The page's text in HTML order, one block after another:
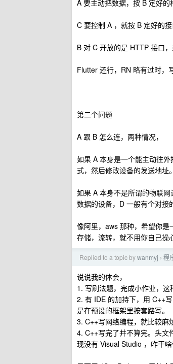
A 要主动把数据，按 B 定好的
C 要控制 A ，就按 B 定好的
B 对 C 开放的是 HTTP 接口
Flutter 还行，RN 略有过时，
第二个问题
A 跟 B 怎么连，两种情况，
如果 A 本身是一个能主动往
式，然后修改设备的发送地址
如果 A 本身不是所谓的物联
数据的设备，D 一般有个对接
像阿里，aws 那种，希望你
存储，流转，就不用你自己操
Replied to a topic bywanmyj › 程
说说我的体会，
1. 写刷法题，完成小作业，这
2. 有 IDE 的加持下，用 C++
是在预设的框架里按套路写。
3. C++写网络编程，就比较麻
4. C++写完了并不算完。头文
现没有 Visual Studio ，咋干